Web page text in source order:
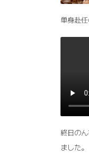
単身赴
終日の
ました。